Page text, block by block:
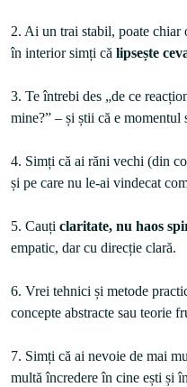
2. Ai un trai stabil, poate
în interior simți că lipsește
3. Te întrebi des „de ce
mine?” – și știi că e momentul
4. Simți că ai răni vechi (din
și pe care nu le-ai vindecat
5. Cauți claritate, nu haos
empatic, dar cu direcție clară.
6. Vrei tehnici și metode
concepte abstracte sau teorie
7. Simți că ai nevoie de mai
multă încredere în cine ești și